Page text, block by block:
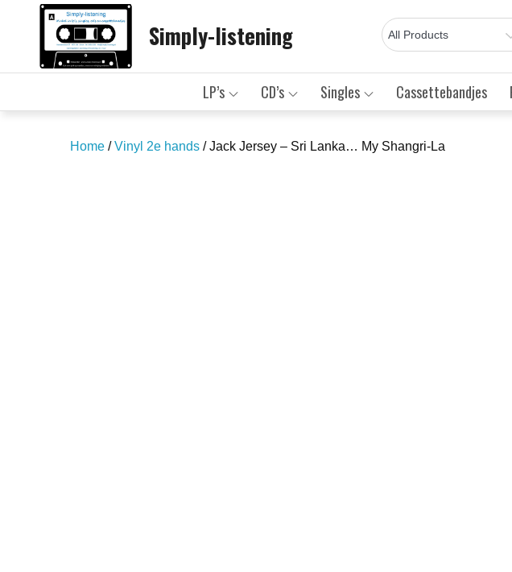
Simply-listening
LP’s CD’s Singles Cassettebandjes
Home /Vinyl 2e hands / Jack Jersey – Sri Lanka… My Shangri-La